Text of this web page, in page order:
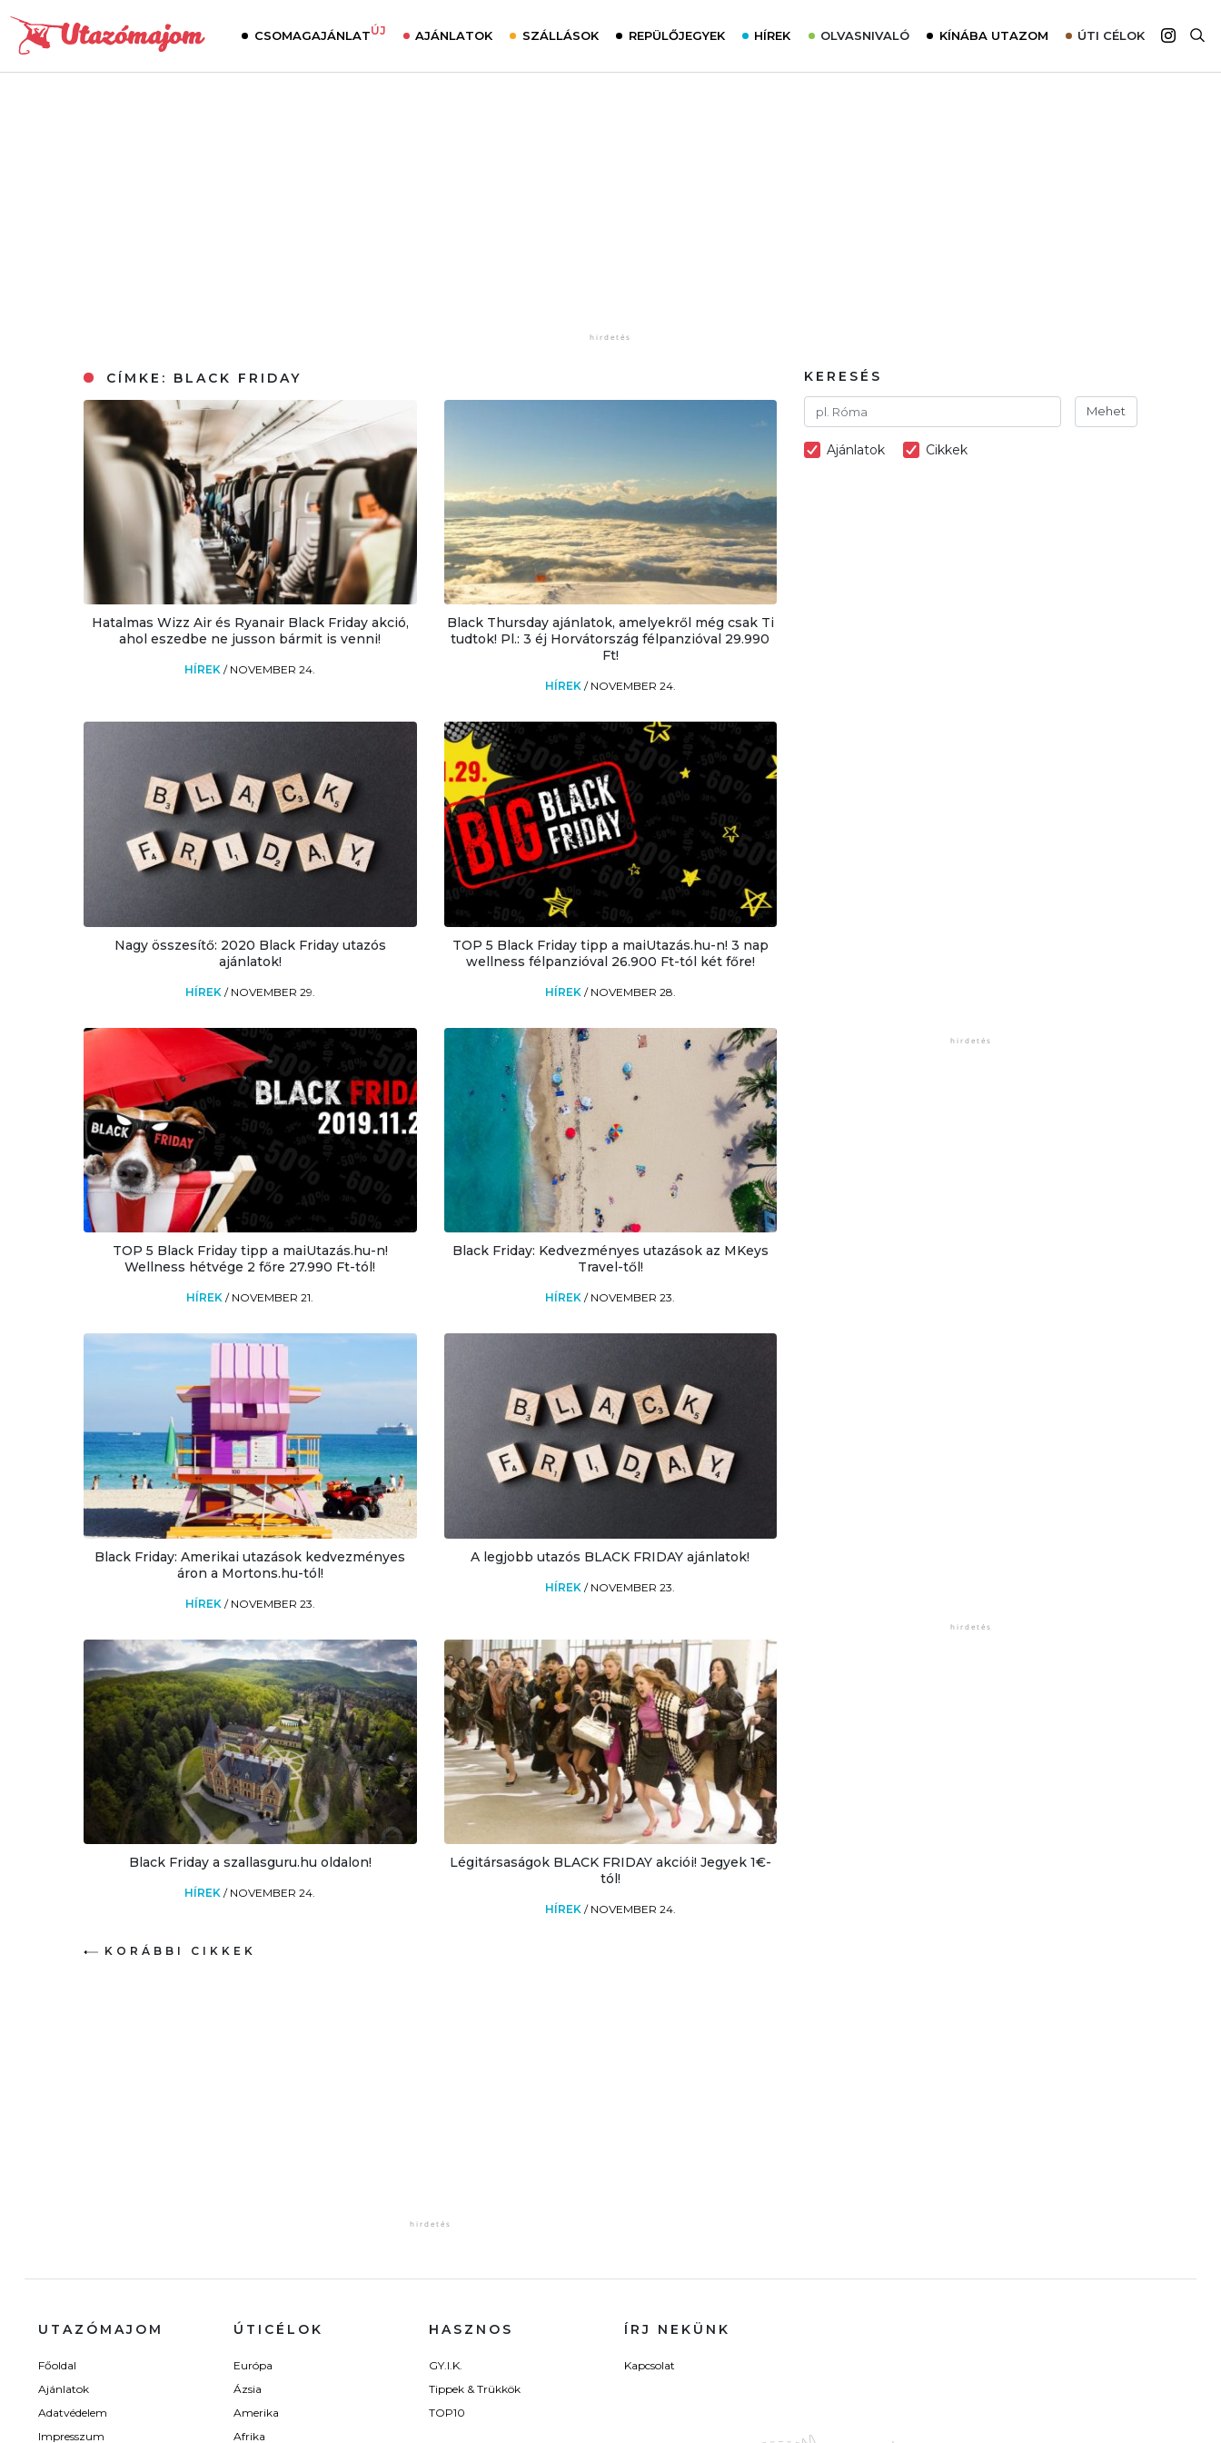
CSOMAGAJÁNLATÚJ AJÁNLATOK SZÁLLÁSOK REPÜLŐJEGYEK HÍREK OLVASNIVALÓ KÍNÁBA UTAZOM ÚTI CÉLOK
CÍMKE: BLACK FRIDAY
Hatalmas Wizz Air és Ryanair Black Friday akció,
ahol eszedbe ne jusson bármit is venni!
HÍREK/ NOVEMBER 24.
Black Thursday ajánlatok, amelyekről még csak Ti
tudtok! Pl.: 3 éj Horvátország félpanzióval 29.990
Ft!
HÍREK / NOVEMBER 24.
Nagy összesítő: 2020 Black Friday utazós
ajánlatok!
HÍREK / NOVEMBER 29.
TOP 5 Black Friday tipp a maiUtazás.hu-n! 3 nap
wellness félpanzióval 26.900 Ft-tól két főre!
HÍREK / NOVEMBER 28.
TOP 5 Black Friday tipp a maiUtazás.hu-n!
Wellness hétvége 2 főre 27.990 Ft-tól!
HÍREK/ NOVEMBER 21.
Black Friday: Kedvezményes utazások az MKeys
Travel-től!
HÍREK/ NOVEMBER 23.
Black Friday: Amerikai utazások kedvezményes
áron a Mortons.hu-tól!
HÍREK / NOVEMBER 23.
A legjobb utazós BLACK FRIDAY ajánlatok!
HÍREK/ NOVEMBER 23.
Black Friday a szallasguru.hu oldalon!
HÍREK/ NOVEMBER 24.
Légitársaságok BLACK FRIDAY akciói! Jegyek 1€-
tól!
HÍREK / NOVEMBER 24.
KORÁBBI CIKKEK
KERESÉS
Mehet
Ajánlatok Cikkek
UTAZÓMAJOM
Főoldal
Ajánlatok
Adatvédelem
Impresszum
ÚTICÉLOK
Európa
Ázsia
Amerika
Afrika
HASZNOS
GY.I.K.
Tippek & Trükkök
TOP10
ÍRJ NEKÜNK
Kapcsolat